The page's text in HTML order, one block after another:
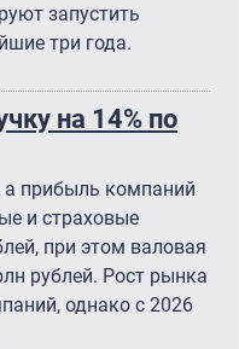
запустить
три года.
на 14% по
а прибыль компаний
и страховые
при этом валовая
рублей. Рост рынка
однако с 2026